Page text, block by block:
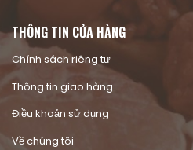
THÔNG TIN CỬA HÀNG
Chính sách riêng tư
Thông tin giao hàng
Điều khoản sử dụng
Về chúng tôi